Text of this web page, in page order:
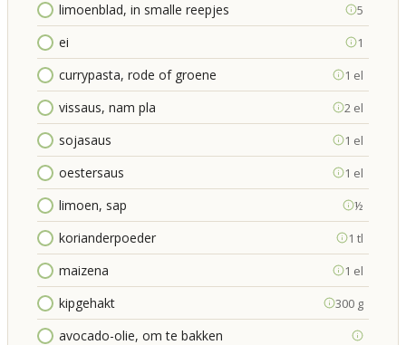
limoenblad, in smalle reepjes 5
ei 1
currypasta, rode of groene 1 el
vissaus, nam pla 2 el
sojasaus 1 el
oestersaus 1 el
limoen, sap ½
korianderpoeder 1 tl
maizena 1 el
kipgehakt 300 g
avocado-olie, om te bakken